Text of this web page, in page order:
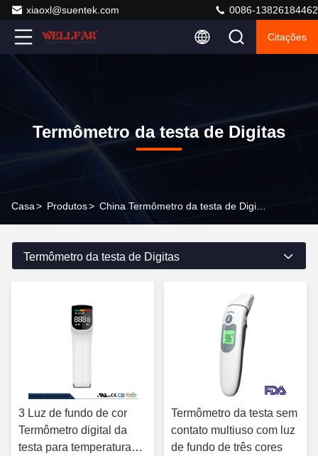
xiaoxl@suentek.com 0086-13826184462
Citações
Termômetro da testa de Digitas
Casa> Produtos>
Termômetro da testa de Digitas
3 Luz de fundo de cor
Termômetro digital da
testa para temperatura
Termômetro da testa sem
contato multiuso com luz
de fundo de três cores